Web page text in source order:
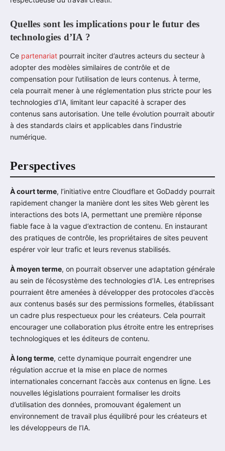
Quelles sont les implications pour le futur des
technologies d’IA ?
Ce partenariat pourrait inciter d’autres acteurs du secteur à
adopter des modèles similaires de contrôle et de
compensation pour l’utilisation de leurs contenus. À terme,
cela pourrait mener à une réglementation plus stricte pour les
technologies d’IA, limitant leur capacité à scraper des
contenus sans autorisation. Une telle évolution pourrait aboutir
à des standards clairs et applicables dans l’industrie
numérique.
Perspectives
À court terme, l’initiative entre Cloudflare et GoDaddy pourrait
rapidement changer la manière dont les sites Web gèrent les
interactions des bots IA, permettant une première réponse
fiable face à la vague d’extraction de contenu. En instaurant
des pratiques de contrôle, les propriétaires de sites peuvent
espérer voir leur trafic et leurs revenus stabilisés.
À moyen terme, on pourrait observer une adaptation générale
au sein de l’écosystème des technologies d’IA. Les entreprises
pourraient être amenées à développer des protocoles d’accès
aux contenus basés sur des permissions formelles, établissant
un cadre plus respectueux pour les créateurs. Cela pourrait
encourager une collaboration plus étroite entre les entreprises
technologiques et les éditeurs de contenu.
À long terme, cette dynamique pourrait engendrer une
régulation accrue et la mise en place de normes
internationales concernant l’accès aux contenus en ligne. Les
nouvelles législations pourraient formaliser les droits
d’utilisation des données, promouvant également un
environnement de travail plus équilibré pour les créateurs et
les développeurs de l’IA.